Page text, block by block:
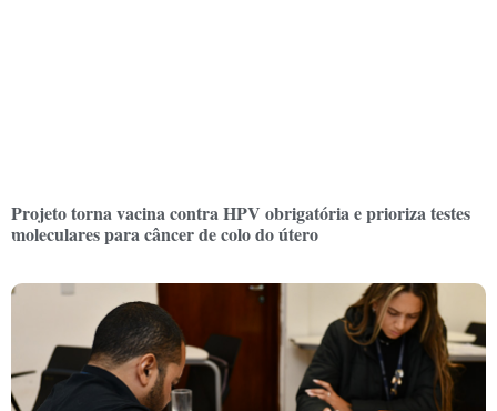
Projeto torna vacina contra HPV obrigatória e prioriza testes
moleculares para câncer de colo do útero